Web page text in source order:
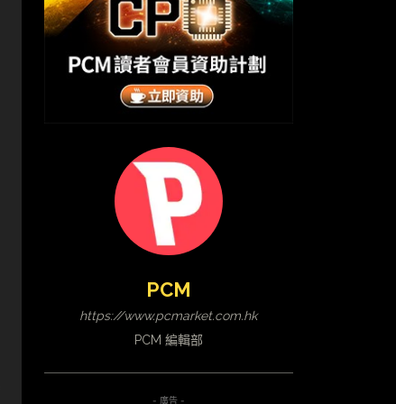
PCM
https://www.pcmarket.com.hk
PCM 編輯部
- 廣告 -